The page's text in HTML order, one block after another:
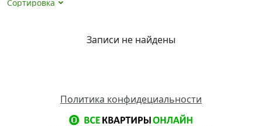
Сортировка
Записи не найдены
Политика конфидециальности